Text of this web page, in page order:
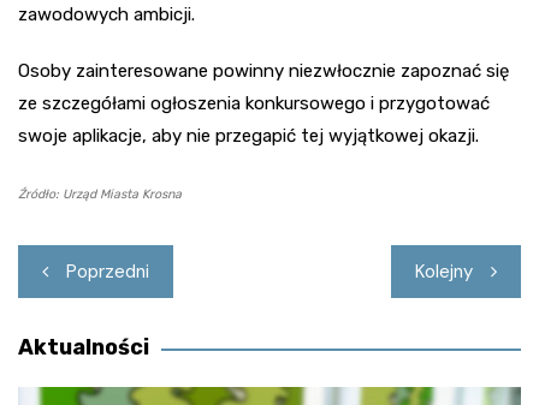
zawodowych ambicji.
Osoby zainteresowane powinny niezwłocznie zapoznać się
ze szczegółami ogłoszenia konkursowego i przygotować
swoje aplikacje, aby nie przegapić tej wyjątkowej okazji.
Źródło: Urząd Miasta Krosna
Nawigacja
wpisu
Poprzedni Kolejny
Aktualności